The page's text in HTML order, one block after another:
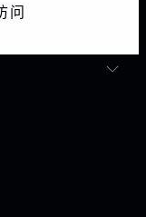
问